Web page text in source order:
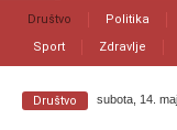
Društvo Politika
Sport
Zdravlje
Društvo subota, 14.